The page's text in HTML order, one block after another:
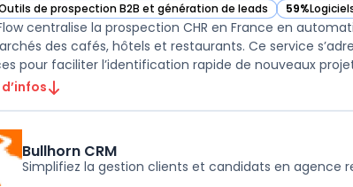
de prospection B2B et génération de leads
DuckFlow dans cette catégorie 59%
— voir
centralise la prospection CHR en France en
des cafés, hôtels et restaurants. Ce service
pour faciliter l’identification rapide de nouveaux
Bullhorn CRM
Simplifiez la gestion clients et candidats en agence